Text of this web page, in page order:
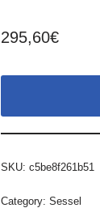
295,60€
SKU: c5be8f261b51
Category: Sessel